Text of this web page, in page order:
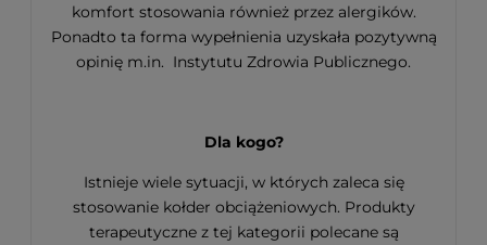
komfort stosowania również przez alergików.
Ponadto ta forma wypełnienia uzyskała pozytywną
opinię m.in. Instytutu Zdrowia Publicznego.
Dla kogo?
Istnieje wiele sytuacji, w których zaleca się
stosowanie kołder obciążeniowych. Produkty
terapeutyczne z tej kategorii polecane są